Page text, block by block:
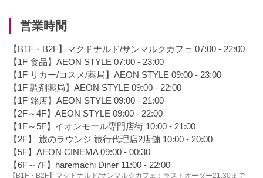
営業時間
【B1F・B2F】マクドナルド/サンマルクカフェ 07:00 - 22:00
【1F 食品】AEON STYLE 07:00 - 23:00
【1F リカー/コスメ/薬局】AEON STYLE 09:00 - 23:00
【1F 調剤薬局】AEON STYLE 09:00 - 22:00
【1F 銘店】AEON STYLE 09:00 - 21:00
【2F～4F】AEON STYLE 09:00 - 22:00
【1F～5F】イオンモール専門店街 10:00 - 21:00
【2F】 旅のラウンジ 旅行代理店2店舗 10:00 - 20:00
【5F】AEON CINEMA 09:00 - 00:30
【6F～7F】haremachi Diner 11:00 - 22:00
【B1F・B2F】マクドナルド/サンマルクカフェ：ラストオーダー21:30まで